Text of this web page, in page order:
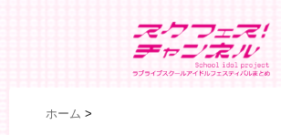
ホーム >